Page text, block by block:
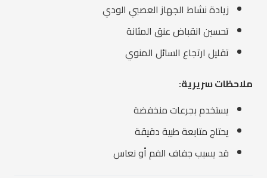
زيادة نشاط الجهاز العصبي الودي
تحسين انقباض عنق المثانة
تقليل ارتجاع السائل المنوي
ملاحظات سريرية:
يستخدم بجرعات منخفضة
يحتاج متابعة طبية دقيقة
قد يسبب جفاف الفم أو نعاس